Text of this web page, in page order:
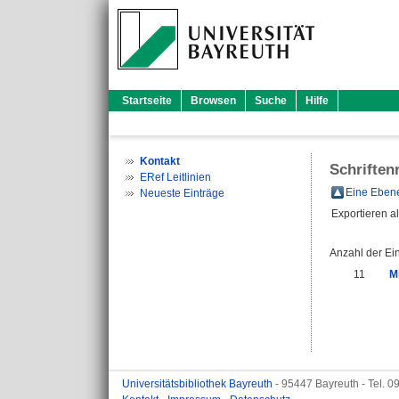
Startseite Browsen Suche Hilfe
Kontakt
ERef Leitlinien
Neueste Einträge
Eine
Exportieren
Anzahl der
11
Universitätsbibliothek Bayreuth - 95447 Bayreuth - Tel.